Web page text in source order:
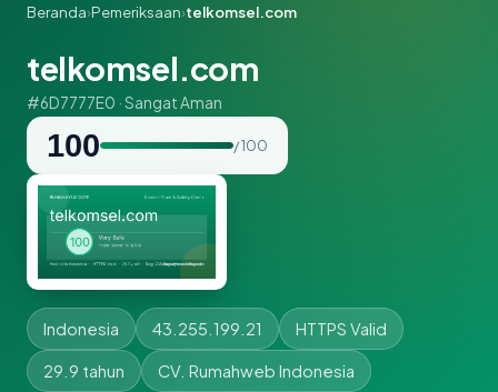
Beranda›Pemeriksaan›telkomsel.com
telkomsel.com
#6D7777E0 · Sangat Aman
100 / 100
Indonesia 43.255.199.21 HTTPS Valid
29.9 tahun CV. Rumahweb Indonesia